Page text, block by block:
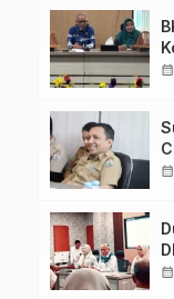
calendar_month
calendar_month
calendar_month